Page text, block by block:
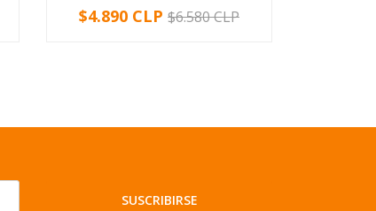
+
$4.890 CLP $6.580 CLP
SUSCRIBIRSE